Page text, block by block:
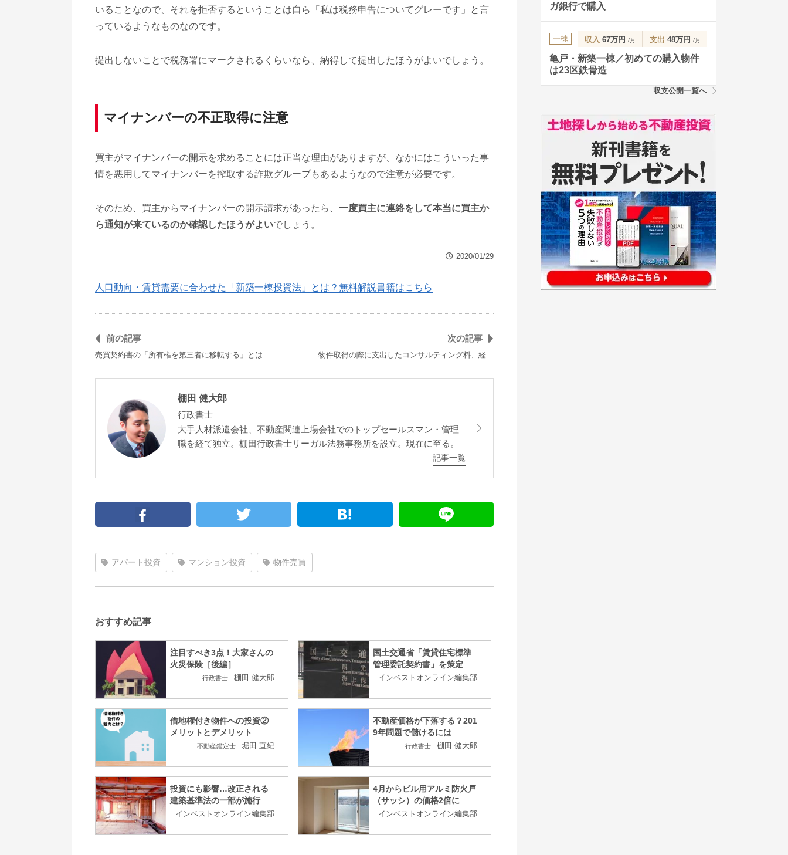
いることなので、それを拒否するということは自ら「私は税務申告についてグレーです」と言
っているようなものなのです。
提出しないことで税務署にマークされるくらいなら、納得して提出したほうがよいでしょう。
マイナンバーの不正取得に注意
買主がマイナンバーの開示を求めることには正当な理由がありますが、なかにはこういった事
情を悪用してマイナンバーを搾取する詐欺グループもあるようなので注意が必要です。
そのため、買主からマイナンバーの開示請求があったら、 一度買主に連絡をして本当に買主か
ら通知が来ているのか確認したほうがよいでしょう。
2020/01/29
人口動向・賃貸需要に合わせた「新築一棟投資法」とは？無料解説書籍はこちら
前の記事
売買契約書の「所有権を第三者に移転する」とは…
次の記事
物件取得の際に支出したコンサルティング料、経…
棚田 健大郎
行政書士
大手人材派遣会社、不動産関連上場会社でのトップセールスマン・管理
職を経て独立。棚田行政書士リーガル法務事務所を設立。現在に至る。
記事一覧
アパート投資 マンション投資 物件売買
おすすめ記事
注目すべき3点！大家さんの
火災保険［後編］
行政書士 棚田 健大郎
国土交通省「賃貸住宅標準
管理委託契約書」を策定
インベストオンライン編集部
借地権付き物件への投資②
メリットとデメリット
不動産鑑定士 堀田 直紀
不動産価格が下落する？201
9年問題で儲けるには
行政書士 棚田 健大郎
投資にも影響…改正される
建築基準法の一部が施行
インベストオンライン編集部
4月からビル用アルミ防火戸
（サッシ）の価格2倍に
インベストオンライン編集部
ガ銀行で購入
一棟 収入 67万円 /月 支出 48万円 /月
亀戸・新築一棟／初めての購入物件
は23区鉄骨造
収支公開一覧へ